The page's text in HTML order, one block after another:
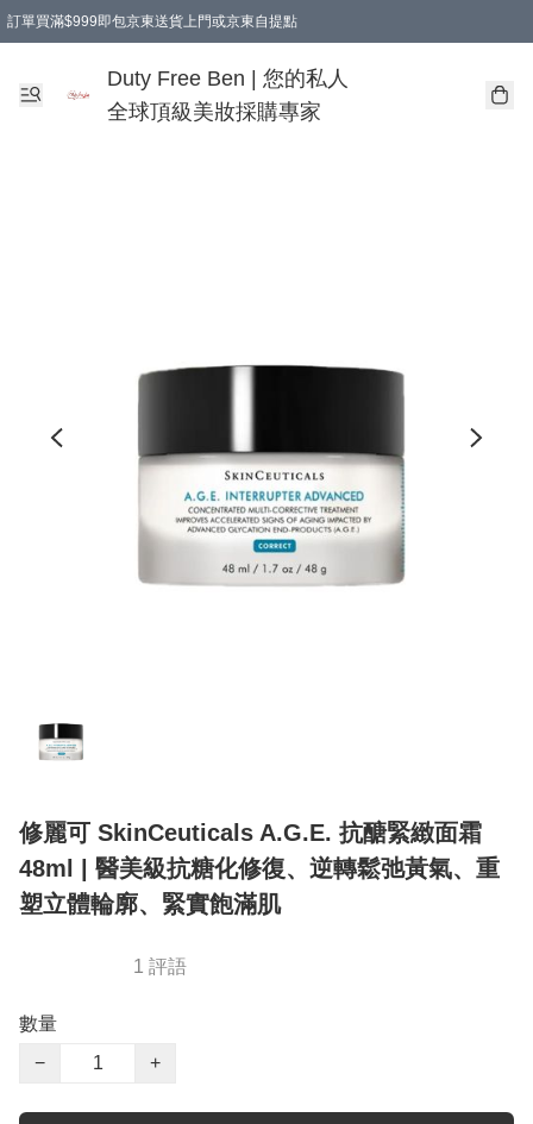
訂單買滿$999即包京東送貨上門或京東自提點
Duty Free Ben | 您的私人
全球頂級美妝採購專家
修麗可 SkinCeuticals A.G.E. 抗醣緊緻面霜
48ml | 醫美級抗糖化修復、逆轉鬆弛黃氣、重
塑立體輪廓、緊實飽滿肌
1 評語
數量
−
+